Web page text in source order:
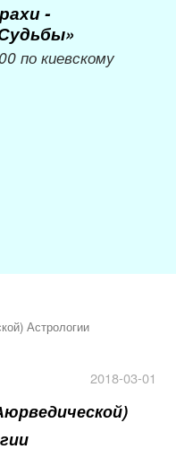
-
по киевскому
Астрологии
2018-03-01